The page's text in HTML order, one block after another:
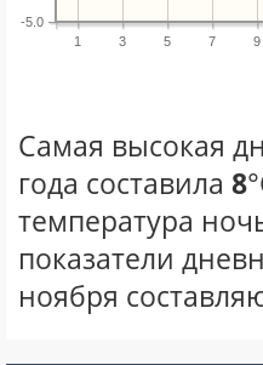
1 3 5 7 9
-5.0
Самая высокая
года составила 8
температура
показатели
ноября